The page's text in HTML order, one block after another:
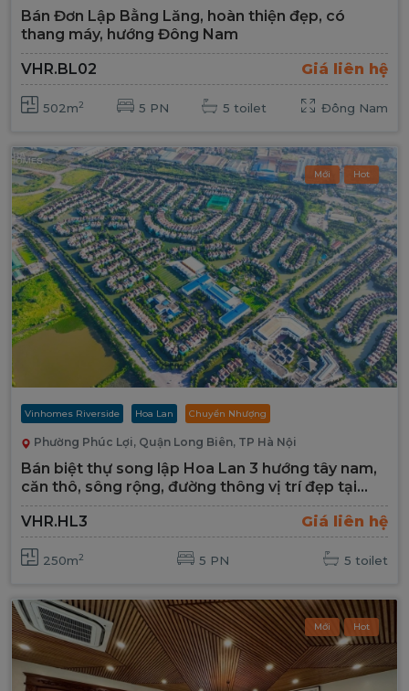
Bán Đơn Lập Bằng Lăng, hoàn thiện đẹp, có
thang máy, hướng Đông Nam
VHR.BL02
Giá liên hệ
502m2 5 PN 5 toilet Đông Nam
Mới Hot
Vinhomes Riverside Hoa Lan Chuyển Nhượng
Phường Phúc Lợi, Quận Long Biên, TP Hà Nội
Bán biệt thự song lập Hoa Lan 3 hướng tây nam,
căn thô, sông rộng, đường thông vị trí đẹp tại
Vinhomes Riverside
VHR.HL3
Giá liên hệ
250m2 5 PN 5 toilet
Mới Hot